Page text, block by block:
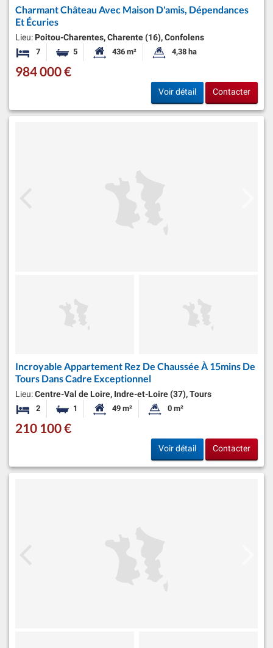
Charmant Château Avec Maison D'amis, Dépendances
Et Écuries
Lieu: Poitou-Charentes, Charente (16), Confolens
7 Chambres
5 Salles de bainsSurface habitable:
436 m² Superficie du terrain:
4,38 ha
984 000 €
Voir détail Contacter
Incroyable Appartement Rez De Chaussée À 15mins De
Tours Dans Cadre Exceptionnel
Lieu:Centre-Val de Loire, Indre-et-Loire (37), Tours
2 Chambres1 Salle de bainSurface habitable:
49 m² Superficie du terrain:
0 m²
210 100 €
Voir détail Contacter